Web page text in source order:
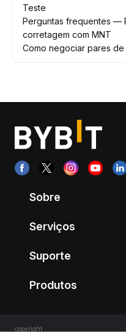
Teste
Perguntas frequentes —
corretagem com MNT
Como negociar pares
Sobre
Serviços
Suporte
Produtos
copyright